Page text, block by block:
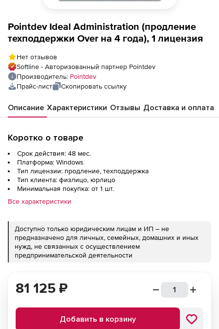
Pointdev Ideal Administration (продление
техподдержки Over на 4 года), 1 лицензия
Нет отзывов
Softline - Авторизованный партнер Pointdev
Производитель: Pointdev
Прайс-лист
Скопировать ссылку
Описание Характеристики Отзывы Доставка и оплата
Коротко о товаре
Срок действия: 48 мес.
Платформа: Windows
Тип лицензии: продление, техподдержка
Тип клиента: физлицо, юрлицо
Минимальная покупка: от 1 шт.
Все характеристики
Доступно только юридическим лицам и ИП – не
предназначено для личных, семейных, домашних и иных
нужд, не связанных с осуществлением
предпринимательской деятельности
81 125 ₽
Добавить в корзину